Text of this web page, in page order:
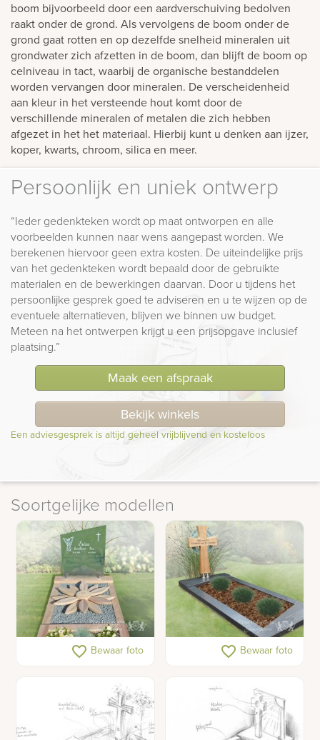
boom bijvoorbeeld door een aardverschuiving bedolven
raakt onder de grond. Als vervolgens de boom onder de
grond gaat rotten en op dezelfde snelheid mineralen uit
grondwater zich afzetten in de boom, dan blijft de boom op
celniveau in tact, waarbij de organische bestanddelen
worden vervangen door mineralen. De verscheidenheid
aan kleur in het versteende hout komt door de
verschillende mineralen of metalen die zich hebben
afgezet in het het materiaal. Hierbij kunt u denken aan ijzer,
koper, kwarts, chroom, silica en meer.
Persoonlijk en uniek ontwerp
“Ieder gedenkteken wordt op maat ontworpen en alle
voorbeelden kunnen naar wens aangepast worden. We
berekenen hiervoor geen extra kosten. De uiteindelijke prijs
van het gedenkteken wordt bepaald door de gebruikte
materialen en de bewerkingen daarvan. Door u tijdens het
persoonlijke gesprek goed te adviseren en u te wijzen op de
eventuele alternatieven, blijven we binnen uw budget.
Meteen na het ontwerpen krijgt u een prijsopgave inclusief
plaatsing.”
Maak een afspraak
Bekijk winkels
Een adviesgesprek is altijd geheel vrijblijvend en kosteloos
Soortgelijke modellen
Grafmonument van hout
favorite_border Bewaar foto
Houten kruis met glas op
grafmonument
favorite_border Bewaar foto